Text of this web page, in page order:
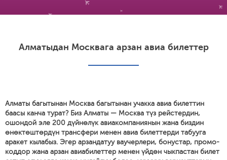
Алматыдан Москвага арзан авиа билеттер
Алматы багытынан Москва багытынан учакка авиа билеттин
баасы канча турат? Биз Алматы — Москва түз рейстердин,
ошондой эле 200 дүйнөлүк авиакомпаниянын жана биздин
өнөктөштөрдүн трансфери менен авиа билеттерди табууга
аракет кылабыз. Эгер арзандатуу ваучерлери, бонустар, промо-
коддор жана арзан авиабилеттер менен үйдөн чыкпастан билет